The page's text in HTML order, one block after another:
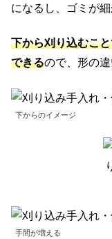
になるし、ゴミが
下から刈り込むこ
できるので、形の
下からのイメージ
手間が増える